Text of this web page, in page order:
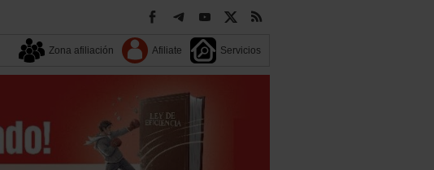
Zona afiliación Afiliate Servicios